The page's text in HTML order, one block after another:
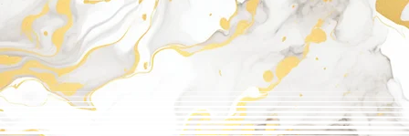
MIHARA
AKITAKAT
A
FUCHU